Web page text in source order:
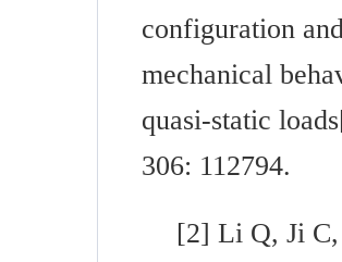
configuration
mechanical
quasi-static
306: 112794.
[2] Li Q, Ji